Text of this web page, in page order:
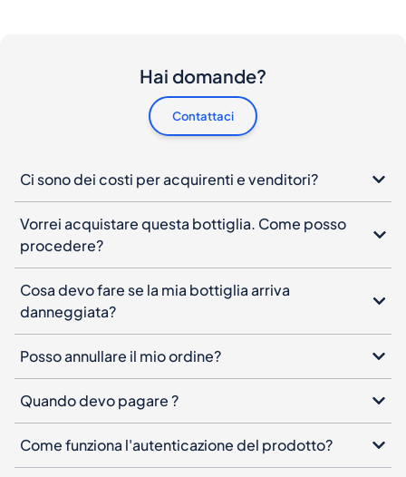
Hai domande?
Contattaci
Ci sono dei costi per acquirenti e venditori?
Vorrei acquistare questa bottiglia. Come posso
procedere?
Cosa devo fare se la mia bottiglia arriva
danneggiata?
Posso annullare il mio ordine?
Quando devo pagare ?
Come funziona l'autenticazione del prodotto?